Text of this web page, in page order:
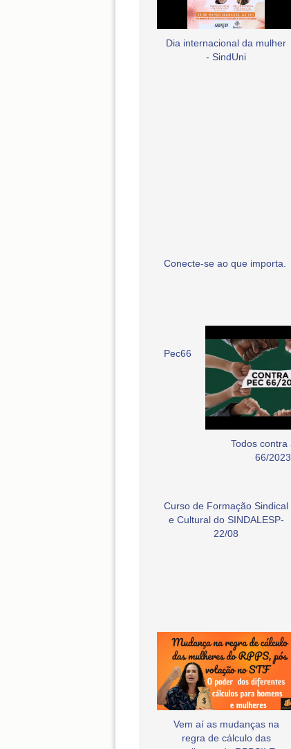
Dia internacional da mulher
- SindUni
Conecte-se ao que importa.
Pec66
Todos contra
66/
Curso de Formação Sindical
e Cultural do SINDALESP-
22/08
Vem aí as mudanças na
regra de cálculo das